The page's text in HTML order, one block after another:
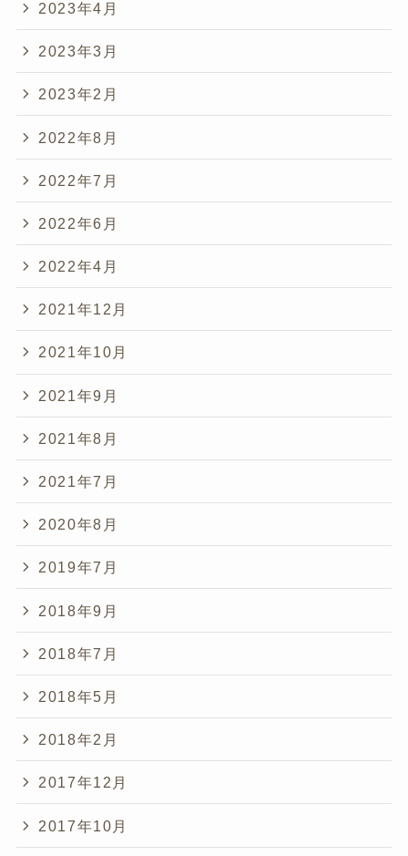
2023年4月
2023年3月
2023年2月
2022年8月
2022年7月
2022年6月
2022年4月
2021年12月
2021年10月
2021年9月
2021年8月
2021年7月
2020年8月
2019年7月
2018年9月
2018年7月
2018年5月
2018年2月
2017年12月
2017年10月